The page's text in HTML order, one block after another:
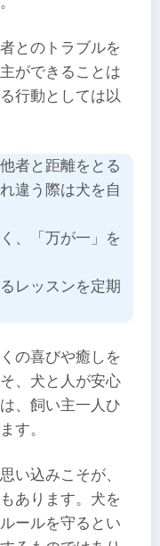
とのトラブルを
ができることは
行動としては以
者と距離をとる
違う際は犬を自
、「万が一」を
レッスンを定期
の喜びや癒しを
、犬と人が安心
、飼い主一人ひ
す。
い込みこそが、
あります。犬を
ールを守るとい